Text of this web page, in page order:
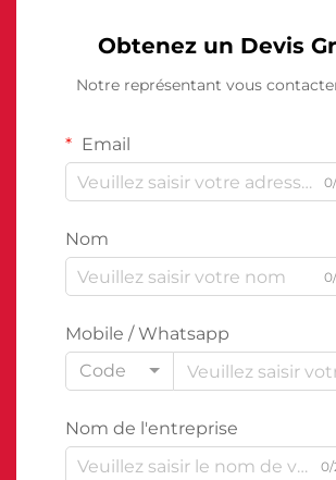
Obtenez un Devis
Notre représentant vous
Email
Nom
Mobile / Whatsapp
Code
Nom de l'entreprise
0/